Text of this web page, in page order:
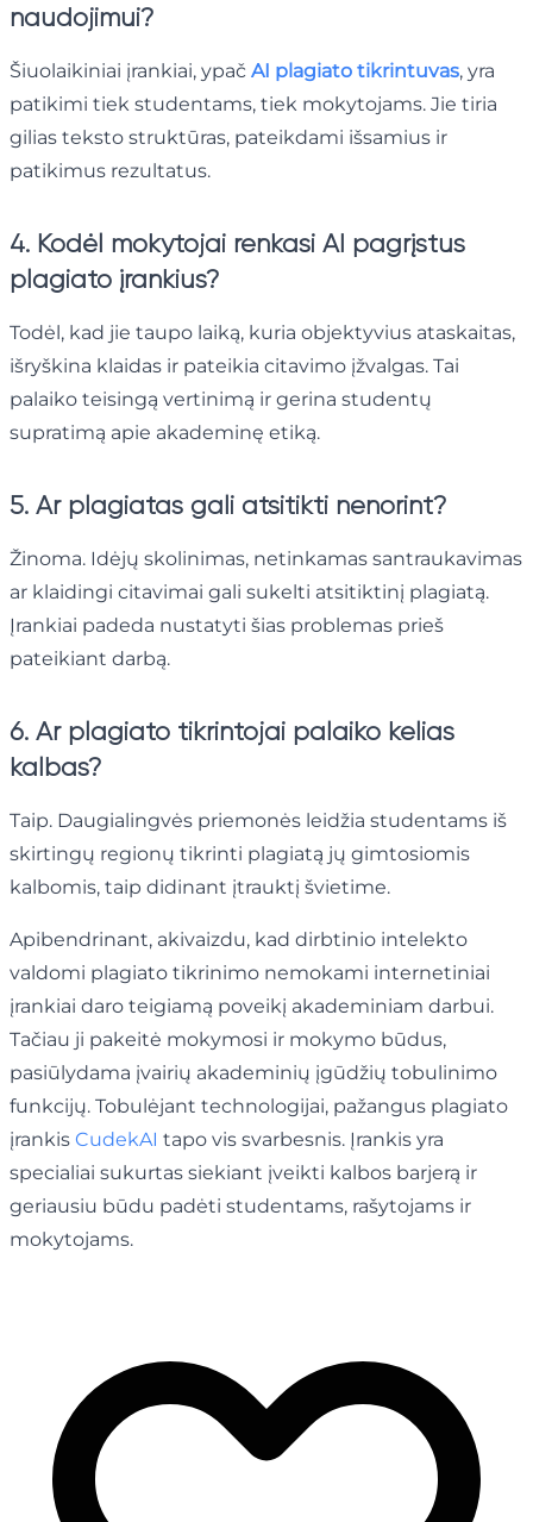
naudojimui?
Šiuolaikiniai įrankiai, ypač AI plagiato tikrintuvas, yra
patikimi tiek studentams, tiek mokytojams. Jie tiria
gilias teksto struktūras, pateikdami išsamius ir
patikimus rezultatus.
4. Kodėl mokytojai renkasi AI pagrįstus
plagiato įrankius?
Todėl, kad jie taupo laiką, kuria objektyvius ataskaitas,
išryškina klaidas ir pateikia citavimo įžvalgas. Tai
palaiko teisingą vertinimą ir gerina studentų
supratimą apie akademinę etiką.
5. Ar plagiatas gali atsitikti nenorint?
Žinoma. Idėjų skolinimas, netinkamas santraukavimas
ar klaidingi citavimai gali sukelti atsitiktinį plagiatą.
Įrankiai padeda nustatyti šias problemas prieš
pateikiant darbą.
6. Ar plagiato tikrintojai palaiko kelias
kalbas?
Taip. Daugialingvės priemonės leidžia studentams iš
skirtingų regionų tikrinti plagiatą jų gimtosiomis
kalbomis, taip didinant įtrauktį švietime.
Apibendrinant, akivaizdu, kad dirbtinio intelekto
valdomi plagiato tikrinimo nemokami internetiniai
įrankiai daro teigiamą poveikį akademiniam darbui.
Tačiau ji pakeitė mokymosi ir mokymo būdus,
pasiūlydama įvairių akademinių įgūdžių tobulinimo
funkcijų. Tobulėjant technologijai, pažangus plagiato
įrankis CudekAI tapo vis svarbesnis. Įrankis yra
specialiai sukurtas siekiant įveikti kalbos barjerą ir
geriausiu būdu padėti studentams, rašytojams ir
mokytojams.